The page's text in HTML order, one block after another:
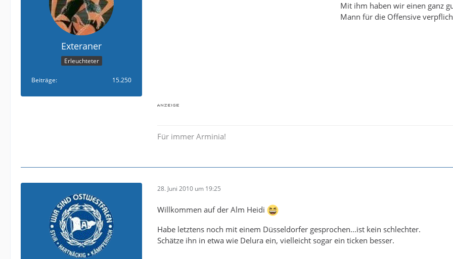
Exteraner
Erleuchteter
Beiträge 15.250
Mit ihm haben wir einen ganz
Mann für die Offensive
Für immer Arminia!
28. Juni 2010 um 19:25
Willkommen auf der Alm Heidi
Habe letztens noch mit einem Düsseldorfer gesprochen...ist kein schlechter.
Schätze ihn in etwa wie Delura ein, vielleicht sogar ein ticken besser.